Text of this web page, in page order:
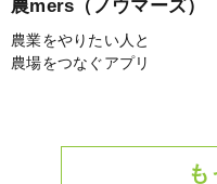
農mers（ノウマーズ）
農業をやりたい人と
農場をつなぐアプリ
も